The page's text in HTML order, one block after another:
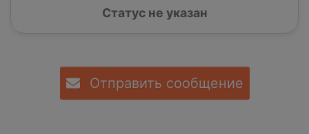
Статус не указан
Отправить сообщение